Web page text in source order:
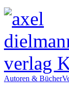
Autoren & Bücher